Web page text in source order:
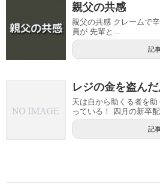
親父の共感
親父の共感 クレームで
員が 先輩と...
記
レジの金を盗ん
天は自から助くる者を
っている！ 四月の新卒配
記